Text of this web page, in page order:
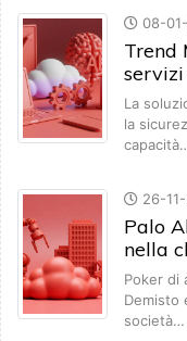
08-
Trend
La
la
26-
Palo
nella
Poker di
Demisto
società…